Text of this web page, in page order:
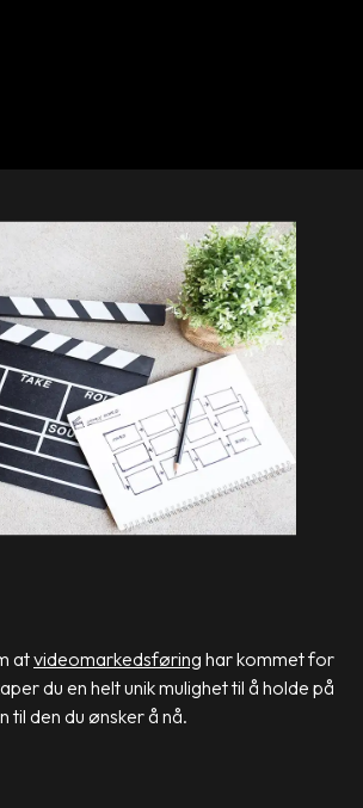
atvideomarkedsføring har kommet for
du en helt unik mulighet til å holde på
til den du ønsker å nå.